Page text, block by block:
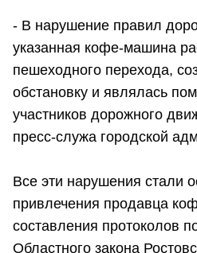
- В нарушение правил
указанная кофе-машина
пешеходного перехода,
обстановку и являлась
участников дорожного
пресс-служа городской
Все эти нарушения стали
привлечения продавца
составления протоколов
Областного закона